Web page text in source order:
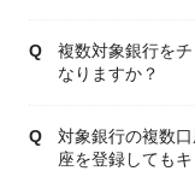
複数対象銀行を
なりますか？
対象銀行の複数
座を登録しても